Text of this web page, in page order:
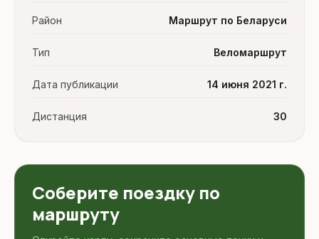
Район Маршрут по Беларуси
Тип Веломаршрут
Дата публикации 14 июня 2021 г.
Дистанция 30
Соберите поездку по
маршруту